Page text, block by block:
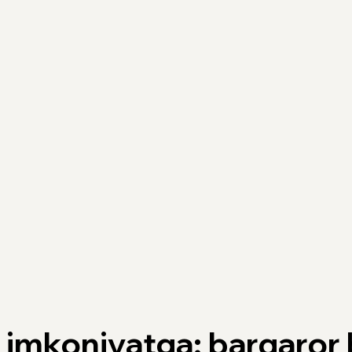
barqaror